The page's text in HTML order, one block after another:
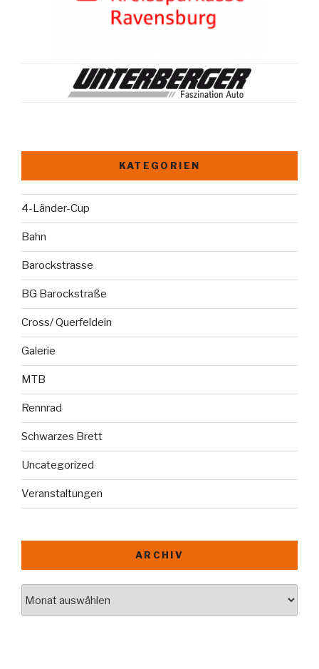
KATEGORIEN
4-Länder-Cup
Bahn
Barockstrasse
BG Barockstraße
Cross/ Querfeldein
Galerie
MTB
Rennrad
Schwarzes Brett
Uncategorized
Veranstaltungen
ARCHIV